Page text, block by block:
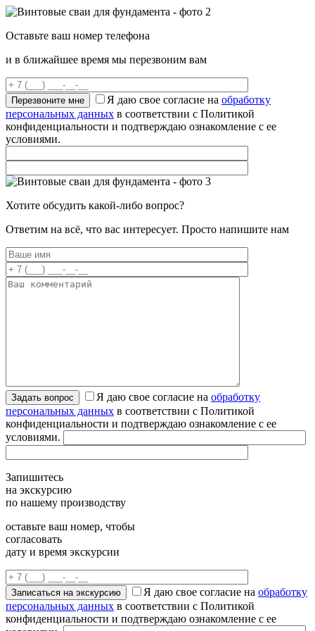
Оставьте ваш номер телефона
и в ближайшее время мы перезвоним вам
Я даю свое согласие на обработку
персональных данных в соответствии с Политикой
конфиденциальности и подтверждаю ознакомление с ее
условиями.
Хотите обсудить какой-либо вопрос?
Ответим на всё, что вас интересует. Просто напишите нам
Я даю свое согласие на обработку
персональных данных в соответствии с Политикой
конфиденциальности и подтверждаю ознакомление с ее
условиями.
Запишитесь
на экскурсию
по нашему производству
оставьте ваш номер, чтобы
согласовать
дату и время экскурсии
Я даю свое согласие на обработку
персональных данных в соответствии с Политикой
конфиденциальности и подтверждаю ознакомление с ее